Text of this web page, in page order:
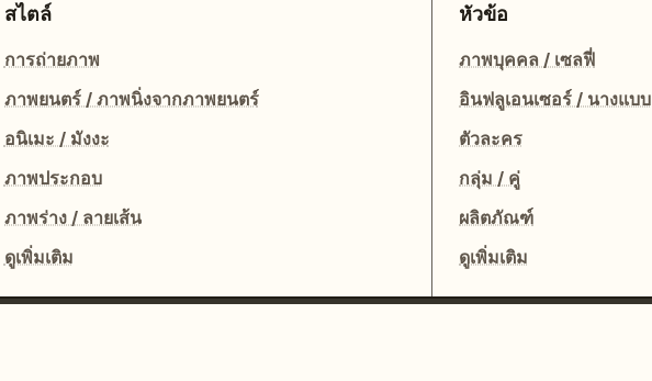
สไตล์
การถ่ายภาพ
ภาพยนตร์ / ภาพนิ่งจากภาพยนตร์
อนิเมะ / มังงะ
ภาพประกอบ
ภาพร่าง / ลายเส้น
ดูเพิ่มเติม
หัวข้อ
ภาพบุคคล / เซลฟี่
อินฟลูเอนเซอร์ / นางแบบ
ตัวละคร
กลุ่ม / คู่
ผลิตภัณฑ์
ดูเพิ่มเติม